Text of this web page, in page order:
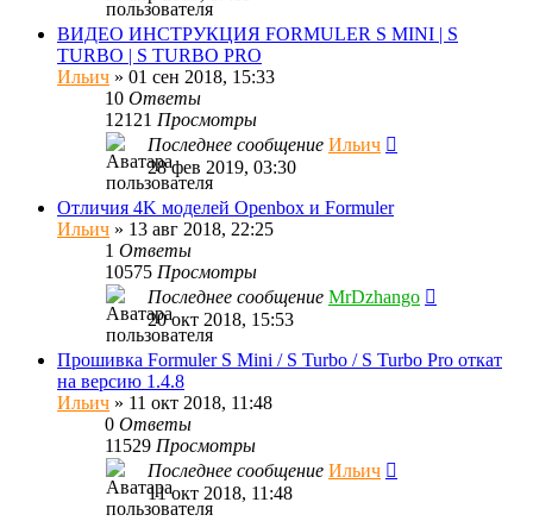
ВИДЕО ИНСТРУКЦИЯ FORMULER S MINI | S
TURBO | S TURBO PRO
Ильич » 01 сен 2018, 15:33
10 Ответы
12121 Просмотры
Последнее сообщение Ильич
28 фев 2019, 03:30
Отличия 4K моделей Openbox и Formuler
Ильич » 13 авг 2018, 22:25
1 Ответы
10575 Просмотры
Последнее сообщение MrDzhango
20 окт 2018, 15:53
Прошивка Formuler S Mini / S Turbo / S Turbo Pro откат
на версию 1.4.8
Ильич » 11 окт 2018, 11:48
0 Ответы
11529 Просмотры
Последнее сообщение Ильич
11 окт 2018, 11:48